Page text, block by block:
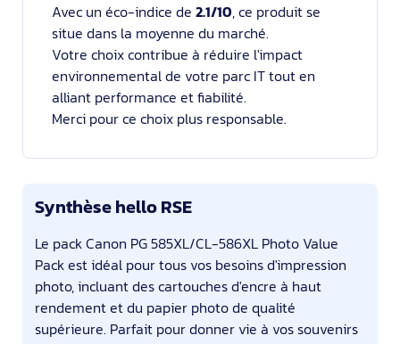
Avec un éco-indice de 2.1/10, ce produit se
situe dans la moyenne du marché.
Votre choix contribue à réduire l'impact
environnemental de votre parc IT tout en
alliant performance et fiabilité.
Merci pour ce choix plus responsable.
Synthèse hello RSE
Le pack Canon PG 585XL/CL-586XL Photo Value
Pack est idéal pour tous vos besoins d'impression
photo, incluant des cartouches d'encre à haut
rendement et du papier photo de qualité
supérieure. Parfait pour donner vie à vos souvenirs